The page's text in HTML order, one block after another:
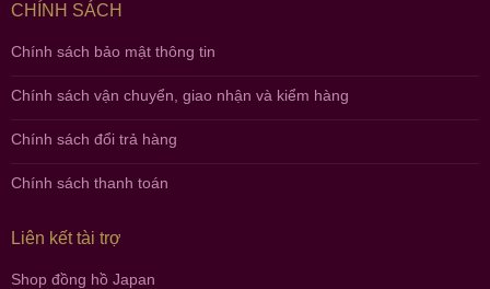
CHÍNH SÁCH
Chính sách bảo mật thông tin
Chính sách vận chuyển, giao nhận và kiểm hàng
Chính sách đổi trả hàng
Chính sách thanh toán
Liên kết tài trợ
Shop đồng hồ Japan